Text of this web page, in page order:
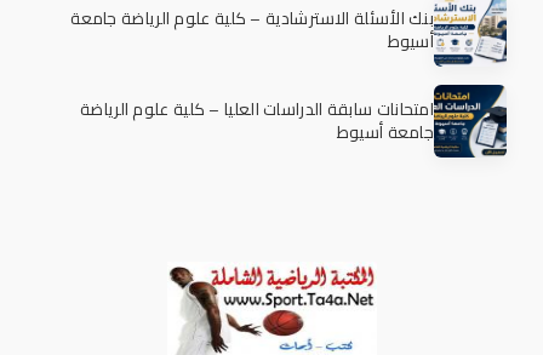
بنك الأسئلة الاسترشادية – كلية علوم الرياضة جامعة
أسيوط
امتحانات سابقة الدراسات العليا – كلية علوم الرياضة
جامعة أسيوط